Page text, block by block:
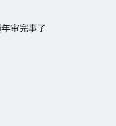
审完事了